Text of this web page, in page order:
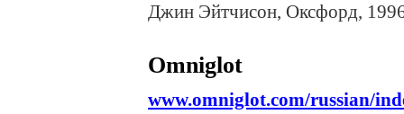
Джин Эйтчисон, Оксфорд,
Omniglot
www.omniglot.com/russian/